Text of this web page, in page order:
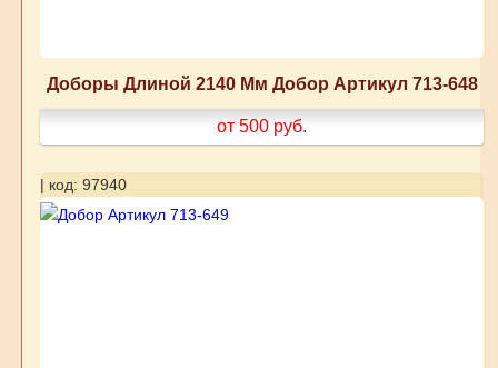
Доборы Длиной 2140 Мм Добор Артикул 713-648
от 500 руб.
| код: 97940